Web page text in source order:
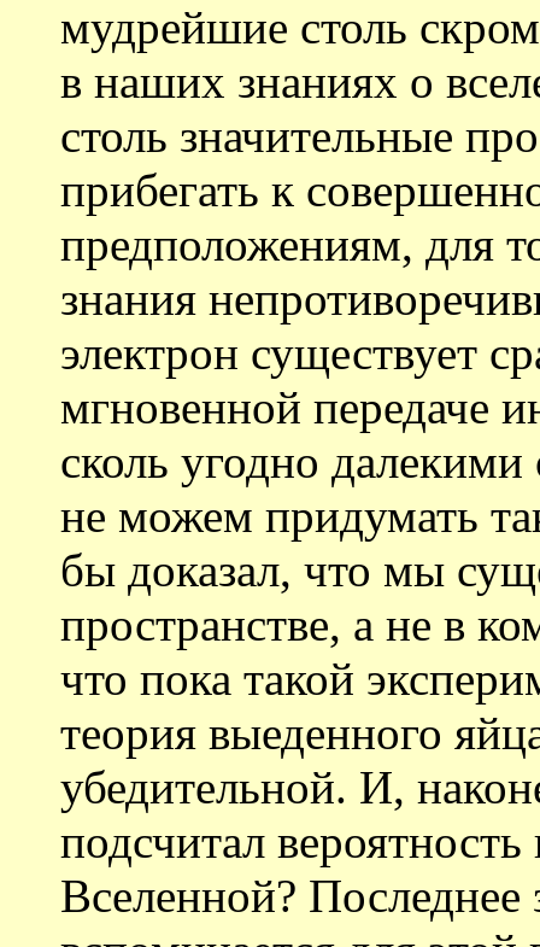
мудрейшие столь
в наших знаниях о
столь значительные
прибегать к
предположениям, для
знания
электрон существует
мгновенной передаче
сколь угодно
не можем придумать
бы доказал, что мы
пространстве, а не в
что пока такой
теория выеденного
убедительной. И,
подсчитал
Вселенной? Последнее